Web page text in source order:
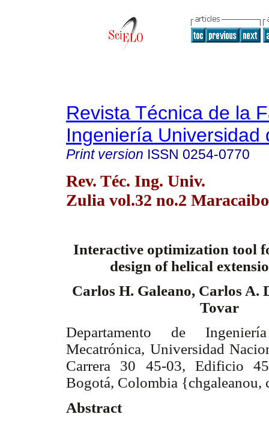
Revista Técnica de la
Ingeniería Universidad
Print version ISSN 0254-0770
Rev. Téc. Ing. Univ.
Zulia vol.32 no.2
Interactive optimization tool
design of helical
Carlos H. Galeano, Carlos A.
Tovar
Departamento de
Mecatrónica, Universidad
Carrera 30 45-03, Edificio
Bogotá, Colombia {chgaleanou,
Abstract